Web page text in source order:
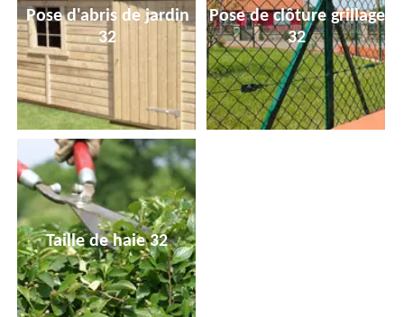
Pose d'abris de jardin
32
Pose de clôture grillage
32
Taille de haie 32